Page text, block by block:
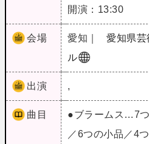
開演：13:30
会場 愛知｜
愛知県芸
ル
出演 ,
曲目
●ブラームス…7
／6つの小品／4